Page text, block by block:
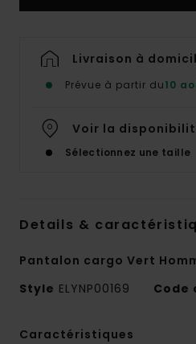
Livraison à
Prévue à partir du10
Voir la
Sélectionnez une taille
Details &
Pantalon cargo Vert
Style ELYNP00169 Code
Caractéristiques